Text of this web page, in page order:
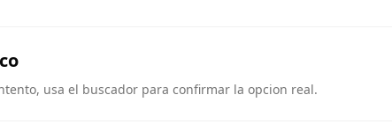
usa el buscador para confirmar la opcion real.